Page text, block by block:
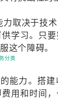
取决于技
学习。只
这个障碍。
分类
能力。搭建
用和时间